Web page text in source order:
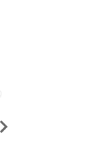
Aulas Épicas: